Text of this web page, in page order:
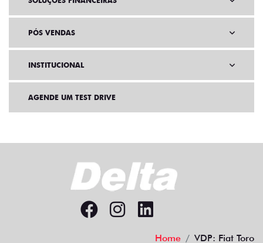
PÓS VENDAS
INSTITUCIONAL
AGENDE UM TEST DRIVE
Home VDP: Fiat Toro